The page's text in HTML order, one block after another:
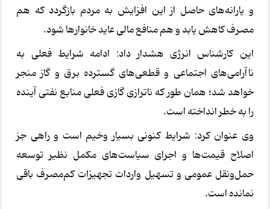
و یارانه‌های حاصل از این افزایش به مردم بازگردد که هم
مصرف کاهش یابد و هم منافع مالی عاید خانوارها شود.
این کارشناس انرژی هشدار داد: ادامه شرایط فعلی به
ناآرامی‌های اجتماعی و قطعی‌های گسترده برق و گاز منجر
خواهد شد؛ همان طور که ناترازی گازی فعلی منابع نفتی آینده
را به خطر انداخته است.
وی عنوان کرد: شرایط کنونی بسیار وخیم است و راهی جز
اصلاح قیمت‌ها و اجرای سیاست‌های مکمل نظیر توسعه
حمل‌ونقل عمومی و تسهیل واردات تجهیزات کم‌مصرف باقی
نمانده است.